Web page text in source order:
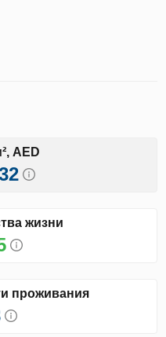
AED
жизни
проживания